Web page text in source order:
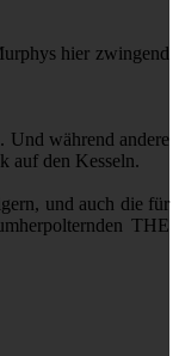
hier zwingend
Und während andere
auf den Kesseln.
und auch die für
THE